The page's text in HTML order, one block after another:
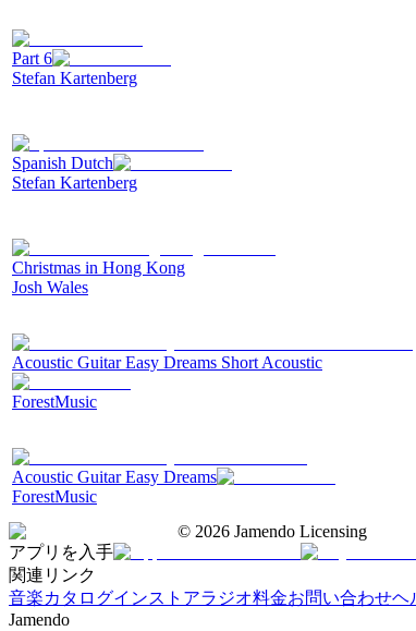
Part 6
Stefan Kartenberg
Spanish Dutch
Stefan Kartenberg
Christmas in Hong Kong
Josh Wales
Acoustic Guitar Easy Dreams Short Acoustic
ForestMusic
Acoustic Guitar Easy Dreams
ForestMusic
© 2026 Jamendo Licensing
アプリを入手
関連リンク
音楽カタログインストアラジオ料金お問い合わせヘ
Jamendo